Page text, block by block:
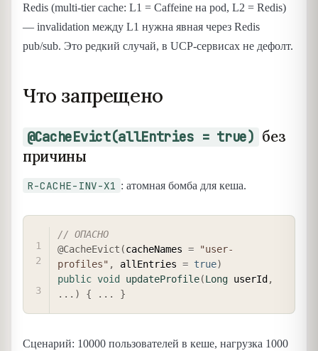
Redis (multi-tier cache: L1 = Caffeine на pod, L2 = Redis)
— invalidation между L1 нужна явная через Redis
pub/sub. Это редкий случай, в UCP-сервисах не дефолт.
Что запрещено
@CacheEvict(allEntries = true) без
причины
R-CACHE-INV-X1 : атомная бомба для кеша.
// ОПАСНО
@CacheEvict (cacheNames =
"user-
profiles" , allEntries = true)
public void updateProfile(Long userId ,
. . . ) { . . . }
Сценарий: 10000 пользователей в кеше, нагрузка 1000